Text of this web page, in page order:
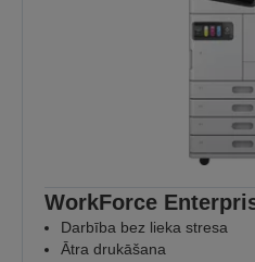
WorkForce
Darbība bez lieka stresa
Ātra drukāšana